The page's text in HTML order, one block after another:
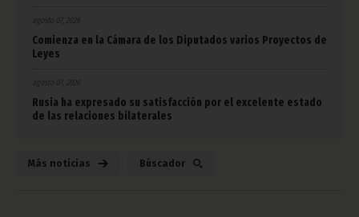
agosto 07, 2026
Comienza en la Cámara de los Diputados varios Proyectos de
Leyes
agosto 07, 2026
Rusia ha expresado su satisfacción por el excelente estado
de las relaciones bilaterales
Más noticias Búscador